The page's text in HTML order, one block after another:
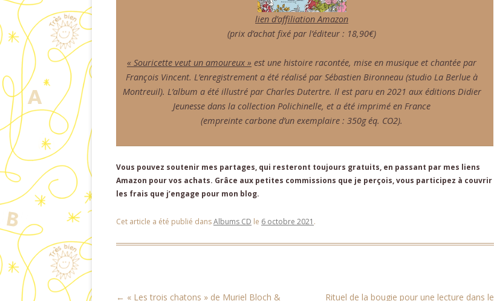
lien d’affiliation Amazon
(prix d’achat fixé par l’éditeur : 18,90€)
« Souricette veut un amoureux » est une histoire racontée, mise en musique et chantée par
François Vincent. L’enregistrement a été réalisé par Sébastien Bironneau (studio La Berlue à
Montreuil). L’album a été illustré par Charles Dutertre. Il est paru en 2021 aux éditions Didier
Jeunesse dans la collection Polichinelle, et a été imprimé en France
(empreinte carbone d’un exemplaire : 350g éq. CO2).
Vous pouvez soutenir mes partages, qui resteront toujours gratuits, en passant par mes liens
Amazon pour vos achats. Grâce aux petites commissions que je perçois, vous participez à couvrir
les frais que j’engage pour mon blog.
Cet article a été publié dansAlbums CD le 6 octobre 2021 .
Navigation des articles
← « Les trois chatons » de Muriel Bloch & Rituel de la bougie pour une lecture dans le